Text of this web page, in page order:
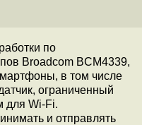
по
Broadcom BCM4339,
в том числе
ограниченный
для Wi-Fi.
и отправлять